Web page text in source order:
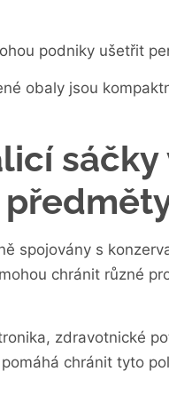
podniky ušetřit
obaly jsou
spojovány s
chránit různé
zdravotnické
chránit tyto